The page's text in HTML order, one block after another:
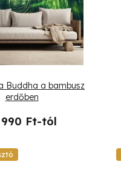
Buddha a bambusz
erdőben
990 Ft-tól